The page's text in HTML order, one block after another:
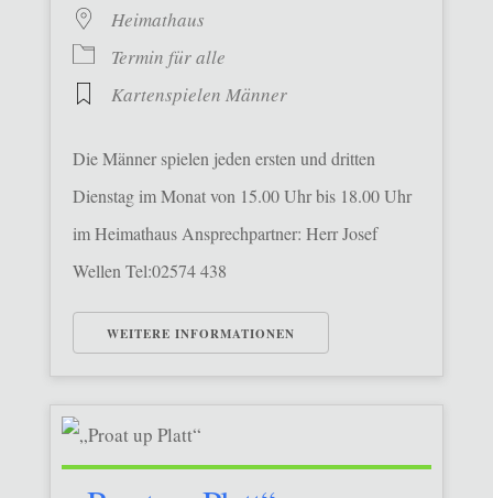
Heimathaus
Termin für alle
Kartenspielen Männer
Die Männer spielen jeden ersten und dritten
Dienstag im Monat von 15.00 Uhr bis 18.00 Uhr
im Heimathaus Ansprechpartner: Herr Josef
Wellen Tel:02574 438
WEITERE INFORMATIONEN